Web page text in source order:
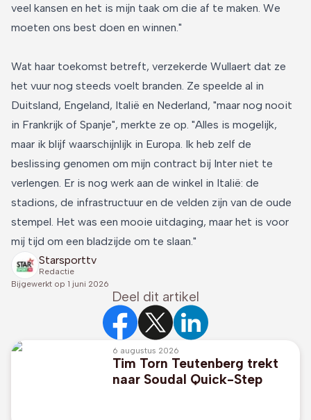
veel kansen en het is mijn taak om die af te maken. We
moeten ons best doen en winnen."
Wat haar toekomst betreft, verzekerde Wullaert dat ze
het vuur nog steeds voelt branden. Ze speelde al in
Duitsland, Engeland, Italië en Nederland, "maar nog nooit
in Frankrijk of Spanje", merkte ze op. "Alles is mogelijk,
maar ik blijf waarschijnlijk in Europa. Ik heb zelf de
beslissing genomen om mijn contract bij Inter niet te
verlengen. Er is nog werk aan de winkel in Italië: de
stadions, de infrastructuur en de velden zijn van de oude
stempel. Het was een mooie uitdaging, maar het is voor
mij tijd om een bladzijde om te slaan."
Starsporttv
Redactie
Bijgewerkt op 1 juni 2026
Deel dit artikel
6 augustus 2026
Tim Torn Teutenberg trekt
naar Soudal Quick-Step